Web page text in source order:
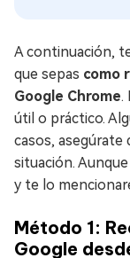
A continuación,
que sepas como
Google Chrome.
útil o práctico.
casos, asegúrate
situación.
y te lo
Método 1:
Google